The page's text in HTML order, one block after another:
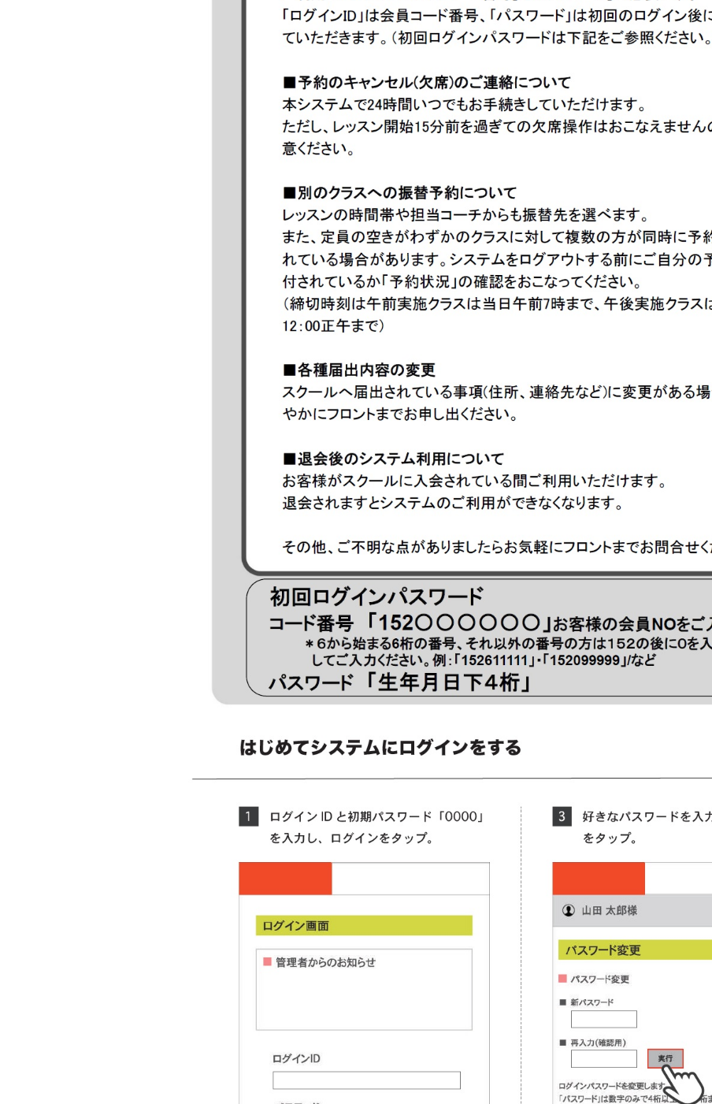
automatic translation) to return to
the top page.
However, if you use an automatic
version of this website will be
translated mechanically, so it may
not be an accurate translation.
The translation may differ from the
Automatic translation start